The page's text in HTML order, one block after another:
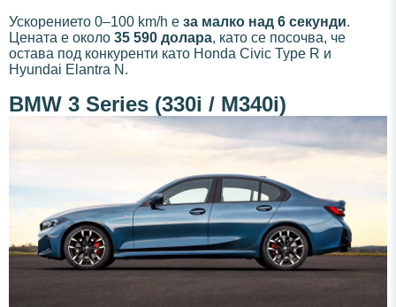
Ускорението 0–100 km/h е за малко над 6 секунди.
Цената е около 35 590 долара, като се посочва, че
остава под конкуренти като Honda Civic Type R и
Hyundai Elantra N.
BMW 3 Series (330i / M340i)